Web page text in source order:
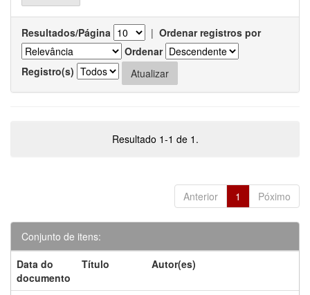
Resultados/Página | Ordenar registros por
Ordenar
Registro(s)
Resultado 1-1 de 1.
Anterior 1 Póximo
Conjunto de itens:
Data do
documento
Título Autor(es)